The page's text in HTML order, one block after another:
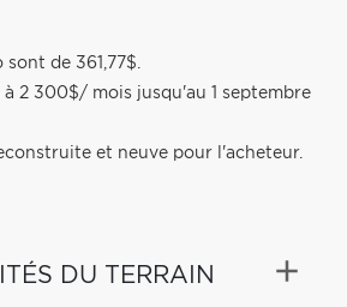
de 361,77$.
2 300$/ mois jusqu'au 1 septembre
et neuve pour l'acheteur.
DU TERRAIN